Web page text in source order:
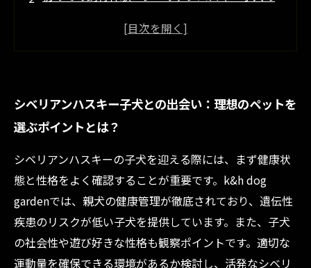
健康管理の秘訣：シベリアンハスキー子犬を元
毎日をサポートしよう
家族の一員として長く共に：シベリアンハスキ
ー子犬と幸せに暮らすための秘訣
信頼できるブリーダーk&h dog gardenの紹介と
子犬販売の流れ
シベリアンハスキー子犬を迎える前に知ってお
きたい飼育の基本知識
シベリアンハスキー子犬との出会い：理想のペットを
選ぶポイントとは？
シベリアンハスキーの子犬を迎える際には、まず健康状
態と性格をよく確認することが重要です。k&h dog
gardenでは、親犬の健康管理が徹底されており、遺伝性
疾患のリスクが低い子犬を提供しています。また、子犬
の社会性や遊び好きな性格も観察ポイントです。適切な
運動量を確保できる環境があるか検討し、活発なシベリ